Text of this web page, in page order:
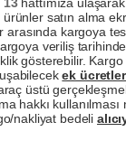
satın alma
kargoya
veriliş
gösterebilir. Kargo
ek
üstü
hakkı
nakliyat bedeli